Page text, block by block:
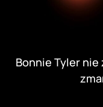
Bonnie Tyler